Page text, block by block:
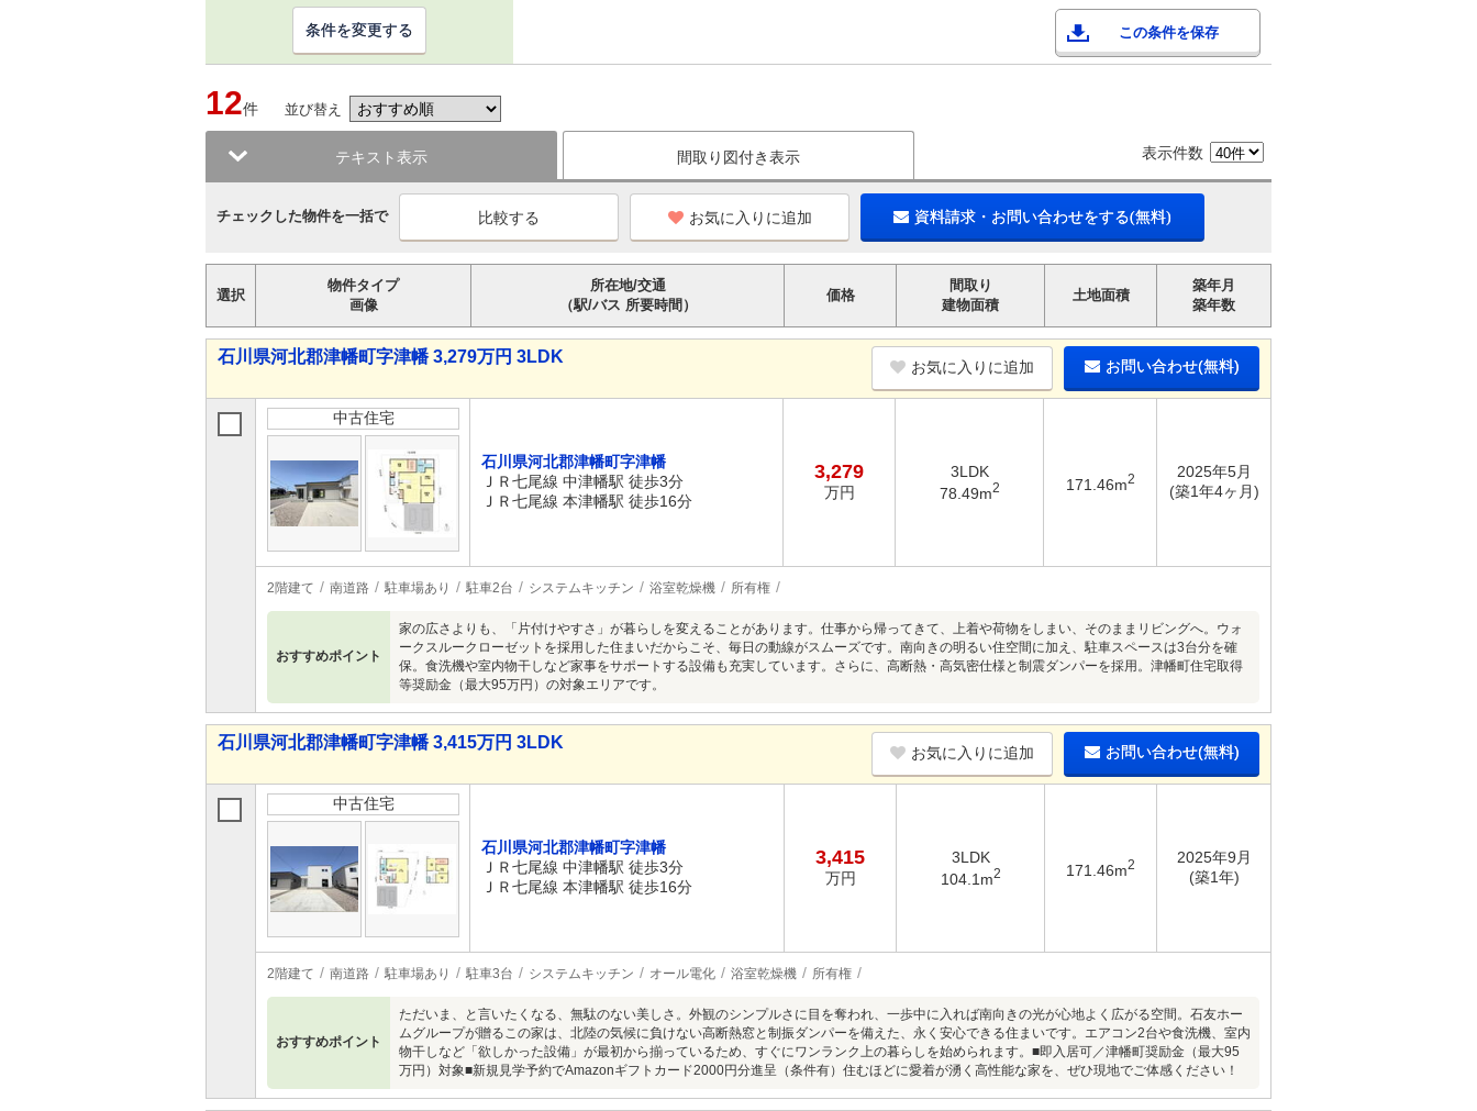
この条件を保存
条件を変更する
12件 並び替え
テキスト表示 間取り図付き表示 表示件数
チェックした物件を一括で お気に入りに追加 資料請求・お問い合わせをする(無料)
選択
物件タイプ
画像
所在地/交通
（駅/バス 所要時間）
価格
間取り
建物面積
土地面積
築年月
築年数
石川県河北郡津幡町字津幡 3,279万円 3LDK
お気に入りに追加 お問い合わせ(無料)
中古住宅
石川県河北郡津幡町字津幡
ＪＲ七尾線 中津幡駅 徒歩3分
ＪＲ七尾線 本津幡駅 徒歩16分
3,279
万円
3LDK
78.49m2 171.46m2
2025年5月
(築1年4ヶ月)
2階建て 南道路 駐車場あり 駐車2台 システムキッチン 浴室乾燥機 所有権
おすすめポイント
家の広さよりも、「片付けやすさ」が暮らしを変えることがあります。仕事から帰ってきて、上着や荷物をしまい、そのままリビングへ。ウォ
ークスルークローゼットを採用した住まいだからこそ、毎日の動線がスムーズです。南向きの明るい住空間に加え、駐車スペースは3台分を確
保。食洗機や室内物干しなど家事をサポートする設備も充実しています。さらに、高断熱・高気密仕様と制震ダンパーを採用。津幡町住宅取得
等奨励金（最大95万円）の対象エリアです。
石川県河北郡津幡町字津幡 3,415万円 3LDK
お気に入りに追加 お問い合わせ(無料)
中古住宅
石川県河北郡津幡町字津幡
ＪＲ七尾線 中津幡駅 徒歩3分
ＪＲ七尾線 本津幡駅 徒歩16分
3,415
万円
3LDK
104.1m2 171.46m2
2025年9月
(築1年)
2階建て 南道路 駐車場あり 駐車3台 システムキッチン オール電化 浴室乾燥機 所有権
おすすめポイント
ただいま、と言いたくなる、無駄のない美しさ。外観のシンプルさに目を奪われ、一歩中に入れば南向きの光が心地よく広がる空間。石友ホー
ムグループが贈るこの家は、北陸の気候に負けない高断熱窓と制振ダンパーを備えた、永く安心できる住まいです。エアコン2台や食洗機、室内
物干しなど「欲しかった設備」が最初から揃っているため、すぐにワンランク上の暮らしを始められます。■即入居可／津幡町奨励金（最大95
万円）対象■新規見学予約でAmazonギフトカード2000円分進呈（条件有）住むほどに愛着が湧く高性能な家を、ぜひ現地でご体感ください！